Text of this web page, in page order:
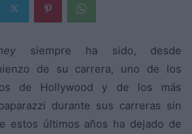
siempre ha sido, desde
de su carrera, uno de los
de Hollywood y de los más
durante sus carreras sin
estos últimos años ha dejado de